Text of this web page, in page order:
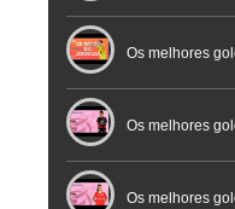
Futsal
Os melhores
Os melhores
Placard
Os melhores